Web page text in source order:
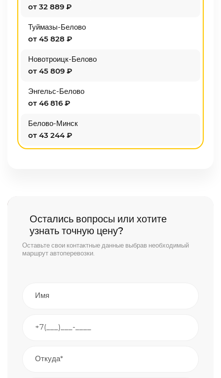
от 32 889 ₽
Туймазы-Белово
от 45 828 ₽
Новотроицк-Белово
от 45 809 ₽
Энгельс-Белово
от 46 816 ₽
Белово-Минск
от 43 244 ₽
Остались вопросы или хотите
узнать точную цену?
Оставьте свои контактные данные выбрав необходимый
маршрут автоперевозки.